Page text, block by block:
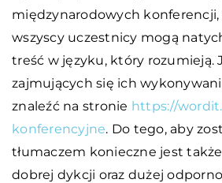
międzynarodowych
wszyscy uczestnicy mogą
treść w języku, który rozumieją.
zajmujących się ich
znaleźć na stronie https://
konferencyjne. Do tego, aby
tłumaczem konieczne jest
dobrej dykcji oraz dużej